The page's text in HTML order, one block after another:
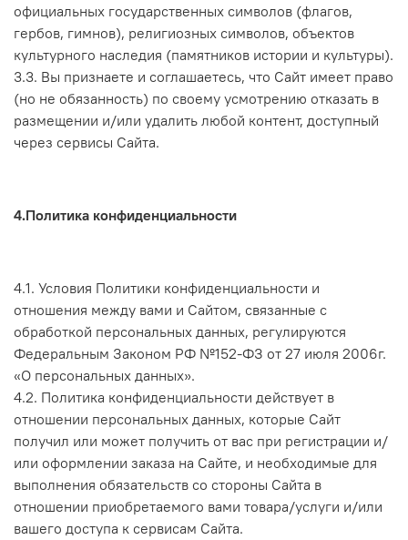
официальных государственных символов (флагов,
гербов, гимнов), религиозных символов, объектов
культурного наследия (памятников истории и культуры).
3.3. Вы признаете и соглашаетесь, что Сайт имеет право
(но не обязанность) по своему усмотрению отказать в
размещении и/или удалить любой контент, доступный
через сервисы Сайта.
4.Политика конфиденциальности
4.1. Условия Политики конфиденциальности и
отношения между вами и Сайтом, связанные с
обработкой персональных данных, регулируются
Федеральным Законом РФ №152-ФЗ от 27 июля 2006г.
«О персональных данных».
4.2. Политика конфиденциальности действует в
отношении персональных данных, которые Сайт
получил или может получить от вас при регистрации и/
или оформлении заказа на Сайте, и необходимые для
выполнения обязательств со стороны Сайта в
отношении приобретаемого вами товара/услуги и/или
вашего доступа к сервисам Сайта.